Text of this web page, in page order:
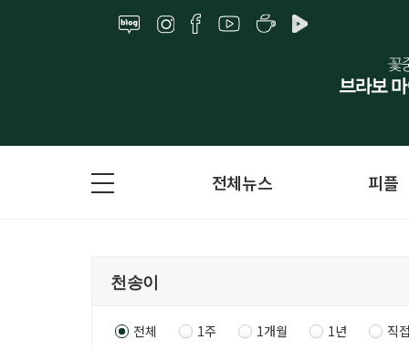
전체뉴스 피플
전체 1주 1개월 1년 직